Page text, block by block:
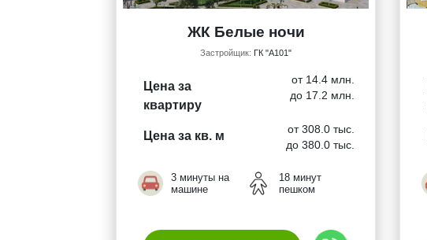
ЖК Белые ночи
Застройщик: ГК "А101"
Цена за
квартиру
от 14.4 млн.
до 17.2 млн.
Цена за кв. м
от 308.0 тыс.
до 380.0 тыс.
3 минуты на
машине
18 минут
пешком